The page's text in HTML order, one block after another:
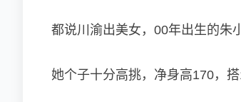
都说川渝出美女，00年出生的朱
她个子十分高挑，净身高170，